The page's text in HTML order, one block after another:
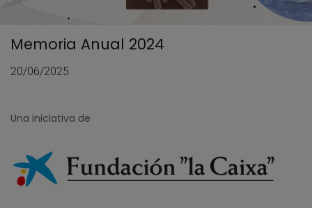
Memoria Anual 2024
20/06/2025
Una iniciativa de